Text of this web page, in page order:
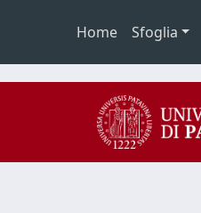
Home Sfoglia